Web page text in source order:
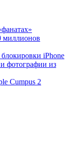
миллионов
iPhone
фотографии из
Cumpus 2